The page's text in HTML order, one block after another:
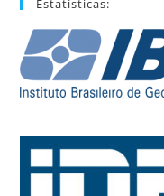
Estatísticas: